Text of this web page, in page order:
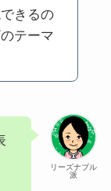
きるの
テーマ
リーズナブル
派